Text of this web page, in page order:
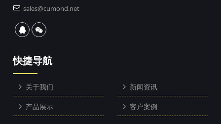
sales@cumond.net
快捷导航
关于我们 新闻资讯
产品展示 客户案例